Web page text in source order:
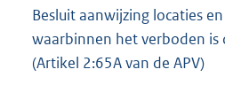
Besluit aanwijzing locaties
waarbinnen het verboden is
(Artikel 2:65A van de APV)